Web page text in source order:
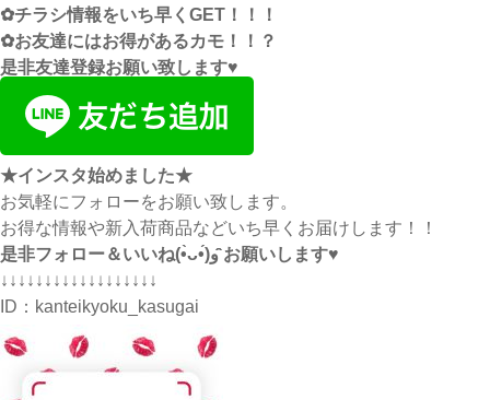
✿チラシ情報をいち早くGET！！！
✿お友達にはお得があるカモ！！？
是非友達登録お願い致します♥
★インスタ始めました★
お気軽にフォローをお願い致します。
お得な情報や新入荷商品などいち早くお届けします！！
是非フォロー＆いいね(•̀ᴗ•́)و ̑̑お願いします♥
↓↓↓↓↓↓↓↓↓↓↓↓↓↓↓↓↓↓
ID： kanteikyoku_kasugai